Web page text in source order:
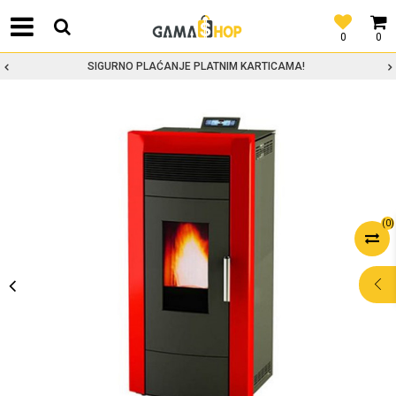
0
0
SIGURNO PLAĆANJE PLATNIM KARTICAMA!
(0)
KUPOVINI